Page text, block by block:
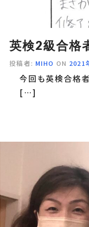
英検2級合格
投稿者: MIHO ON 2021
今回も英検合格
[…]